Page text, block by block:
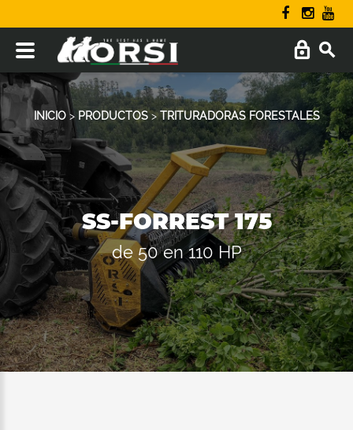
INICIO> PRODUCTOS>TRITURADORAS FORESTALES
SS-FORREST 175
de 50 en 110 HP